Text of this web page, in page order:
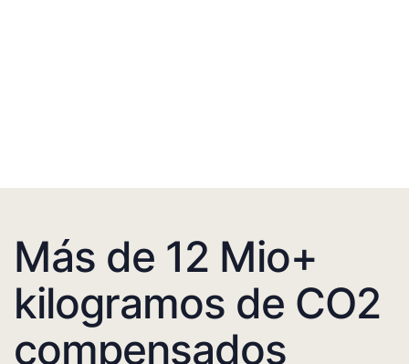
Más de 12 Mio+
kilogramos de CO2
compensados